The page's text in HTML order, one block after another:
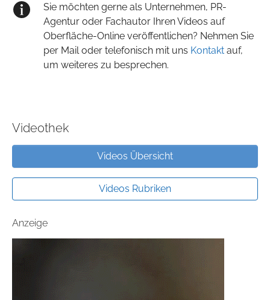
Sie möchten gerne als Unternehmen, PR-
Agentur oder Fachautor Ihren Videos auf
Oberfläche-Online veröffentlichen? Nehmen Sie
per Mail oder telefonisch mit uns Kontakt auf,
um weiteres zu besprechen.
Videothek
Videos Übersicht
Videos Rubriken
Anzeige